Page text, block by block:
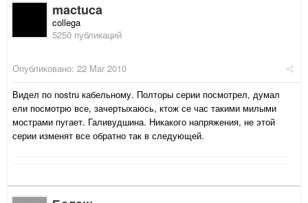
mactuca
collega
5250 публикаций
Опубликовано: 22 Mar 2010
Видел по nostru кабельному. Полторы серии посмотрел, думал
ели посмотрю все, зачертыхаюсь, ктож се час такими милыми
мострами пугает. Галивудшина. Никакого напряжения, не этой
серии изменят все обратно так в следующей.